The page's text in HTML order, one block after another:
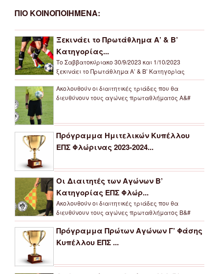
ΠΙΟ ΚΟΙΝΟΠΟΙΗΜΕΝΑ:
Ξεκινάει το Πρωτάθλημα Α’ & Β’
Κατηγορίας...
Το Σαββατοκύριακο 30/9/2023 και 1/10/2023
ξεκινάει το Πρωτάθλημα Α’ & Β’ Κατηγορίας
Ακολουθούν οι διαιτητικές τριάδες που θα
διευθύνουν τους αγώνες πρωταθλήματος Α&#
Πρόγραμμα Ημιτελικών Κυπέλλου
ΕΠΣ Φλώρινας 2023-2024...
Οι Διαιτητές των Αγώνων Β’
Κατηγορίας ΕΠΣ Φλώρ...
Ακολουθούν οι διαιτητικές τριάδες που θα
διευθύνουν τους αγώνες πρωταθλήματος Β&#
Πρόγραμμα Πρώτων Αγώνων Γ’ Φάσης
Κυπέλλου ΕΠΣ ...